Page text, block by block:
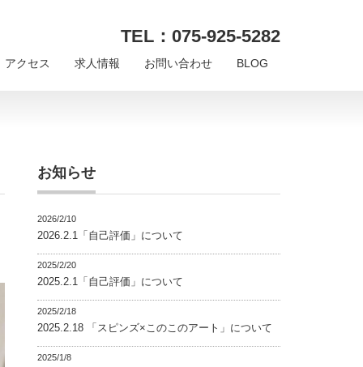
TEL：075-925-5282
アクセス 求人情報 お問い合わせ BLOG
お知らせ
2026/2/10
2026.2.1「自己評価」について
2025/2/20
2025.2.1「自己評価」について
2025/2/18
2025.2.18 「スピンズ×このこのアート」について
2025/1/8